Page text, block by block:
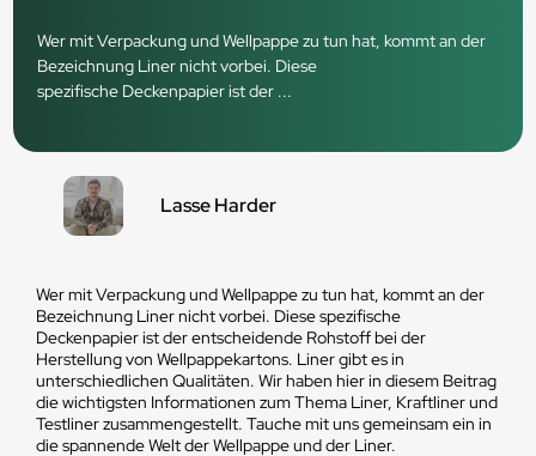
Wer mit Verpackung und Wellpappe zu tun hat, kommt an der
Bezeichnung Liner nicht vorbei. Diese
spezifische Deckenpapier ist der ...
Wer mit Verpackung und Wellpappe zu tun hat, kommt an der
Bezeichnung Liner nicht vorbei. Diese spezifische
Deckenpapier ist der entscheidende Rohstoff bei der
Herstellung von Wellpappekartons. Liner gibt es in
unterschiedlichen Qualitäten. Wir haben hier in diesem Beitrag
die wichtigsten Informationen zum Thema Liner, Kraftliner und
Testliner zusammengestellt. Tauche mit uns gemeinsam ein in
die spannende Welt der Wellpappe und der Liner.
Lasse Harder